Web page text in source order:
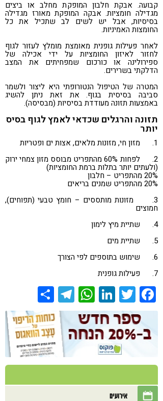
קבועה. אבקת חלבון המופקת מחלב או ביצים
מגדילה חומציות. אבקה המופקת מאורז מגדילה
בסיסיות, אבל יש לשים לב שתכיל את כל
החומצות האמיניות.
לאחר פעילות גופנית מאומצת מומלץ לעזור לגוף
לחזור לאיזון החומציות על ידי אכילה של
ספירולינה או כורכום שמפחיתים את המצב
הדלקתי בשרירים.
המטרה של הטיפול הנטורופתי היא ליצור ולשמר
סביבה בסיסית בגוף. את זאת ניתן להשיג
באמצעות תזונה מעודדת בסיסיות (מבסיסה).
תזונה והרגלים שכדאי לאמץ לגוף בסיס
יותר
1. מזון חי, מזונות מלאים, אצות ים ופטריות
2. לפחות 60% מהתפריט מבוסס מזון צמחי ירוק
(ולעתים יותר בתלות ברמת החומציות)
20% מהתפריט – חלבון
20% מהתפריט שמנים בריאים
3. מזונות מותססים – חומץ טבעי (תפוחים),
חמוצים
4. שתיית מיץ לימון
5. שתיית מים
6. שימוש בתוספים לפי הצורך
7. פעילות גופנית
Facebook
Twitter
LinkedIn
WhatsApp
Telegram
אירועים